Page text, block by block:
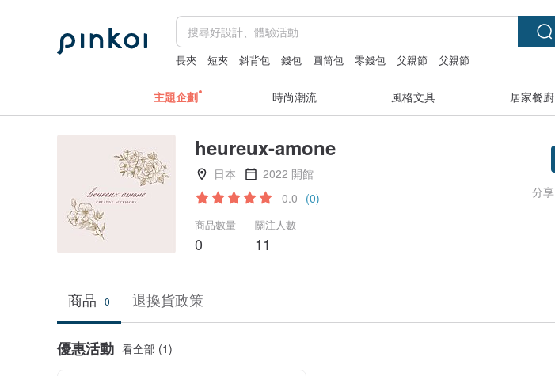
長夾 短夾 斜背包 錢包 圓筒包 零錢包 父親節 父親節
主題企劃 時尚潮流 風格文具 居家餐廚
heureux-amone
日本
2022 開館
0.0 (0)
商品數量
0
關注人數
11
分享
商品 0 退換貨政策
優惠活動 看全部 (1)